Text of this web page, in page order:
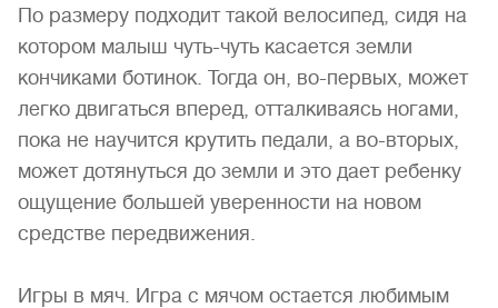
По размеру подходит такой велосипед, сидя на
котором малыш чуть-чуть касается земли
кончиками ботинок. Тогда он, во-первых, может
легко двигаться вперед, отталкиваясь ногами,
пока не научится крутить педали, а во-вторых,
может дотянуться до земли и это дает ребенку
ощущение большей уверенности на новом
средстве передвижения.
Игры в мяч. Игра с мячом остается любимым